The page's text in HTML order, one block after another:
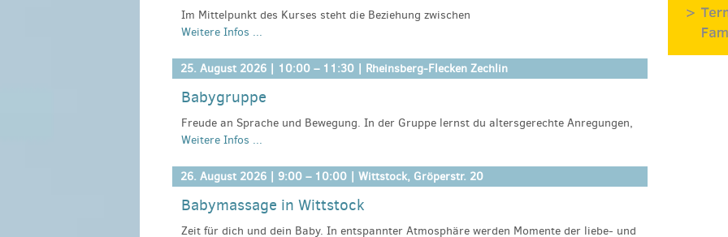
Im Mittelpunkt des Kurses steht die Beziehung zwischen
Elternteil & Baby. Gemeinsam spielen, singen & entdecken
für einen entspannten Familienalltag.
8 Treffen für Eltern mit Babys im Alter von 4 – 12 Monaten.
Referentinnen: Babylotsin Nadine Gers & Diana Schumacher, NGK
Weitere Infos ...
25. August 2026 | 10:00 – 11:30 | Rheinsberg-Flecken Zechlin
Babygruppe
Freude an Sprache und Bewegung. In der Gruppe lernst du altersgerechte Anregungen,
Fingerspiele und Kinderlieder kennen. Du erfährst, wie du dein Kind in der Entwicklung
miteinander teilen.
Kosten:keine
Anmeldeinformationen:gesundekinder-wittstock@estaruppin.de
Weitere Infos ...
26. August 2026 | 9:00 – 10:00 | Wittstock, Gröperstr. 20
Babymassage in Wittstock
Zeit für dich und dein Baby. In entspannter Atmosphäre werden Momente der liebe- und